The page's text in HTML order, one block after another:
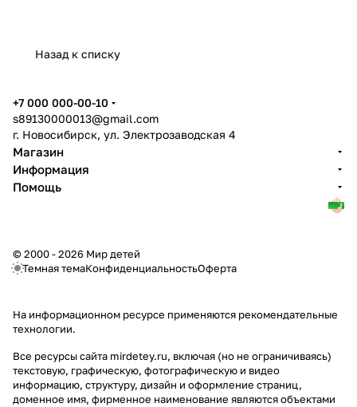
Назад к списку
+7 000 000-00-10
s89130000013@gmail.com
г. Новосибирск, ул. Электрозаводская 4
Магазин
Информация
Помощь
© 2000 - 2026 Мир детей
Темная темаКонфиденциальностьОферта
На информационном ресурсе применяются рекомендательные
технологии.
Все ресурсы сайта mirdetey.ru, включая (но не ограничиваясь)
текстовую, графическую, фотографическую и видео
информацию, структуру, дизайн и оформление страниц,
доменное имя, фирменное наименование являются объектами